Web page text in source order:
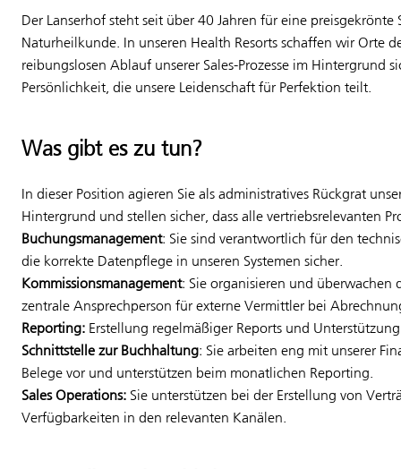
Der Lanserhof steht seit über 40 Jahren für eine
Naturheilkunde. In unseren Health Resorts schaffen wir Orte
reibungslosen Ablauf unserer Sales-Prozesse im Hintergrund
Persönlichkeit, die unsere Leidenschaft für Perfektion teilt.
Was gibt es zu tun?
In dieser Position agieren Sie als administratives Rückgrat
Hintergrund und stellen sicher, dass alle vertriebsrelevanten
Buchungsmanagement: Sie sind verantwortlich für den
die korrekte Datenpflege in unseren Systemen sicher.
Kommissionsmanagement: Sie organisieren und überwachen
zentrale Ansprechperson für externe Vermittler bei
Reporting: Erstellung regelmäßiger Reports und
Schnittstelle zur Buchhaltung: Sie arbeiten eng mit unserer
Belege vor und unterstützen beim monatlichen Reporting.
Sales Operations: Sie unterstützen bei der Erstellung von
Verfügbarkeiten in den relevanten Kanälen.